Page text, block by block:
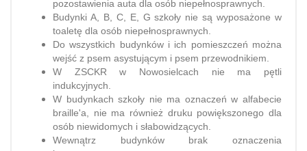
pozostawienia auta dla osób niepełnosprawnych.
Budynki A, B, C, E, G szkoły nie są wyposażone w
toaletę dla osób niepełnosprawnych.
Do wszystkich budynków i ich pomieszczeń można
wejść z psem asystującym i psem przewodnikiem.
W ZSCKR w Nowosielcach nie ma pętli
indukcyjnych.
W budynkach szkoły nie ma oznaczeń w alfabecie
braille'a, nie ma również druku powiększonego dla
osób niewidomych i słabowidzących.
Wewnątrz budynków brak oznaczenia